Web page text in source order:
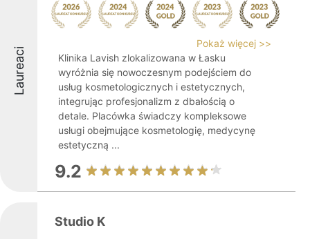
Laureaci
Pokaż więcej >>
Klinika Lavish zlokalizowana w Łasku
wyróżnia się nowoczesnym podejściem do
usług kosmetologicznych i estetycznych,
integrując profesjonalizm z dbałością o
detale. Placówka świadczy kompleksowe
usługi obejmujące kosmetologię, medycynę
estetyczną ...
9.2
Studio K